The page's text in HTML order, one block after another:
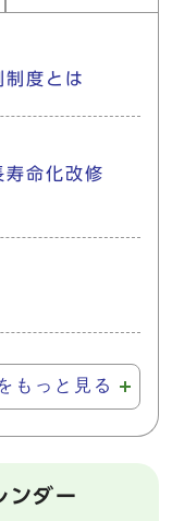
制度とは
寿命化改修
もっと見る
ンダー